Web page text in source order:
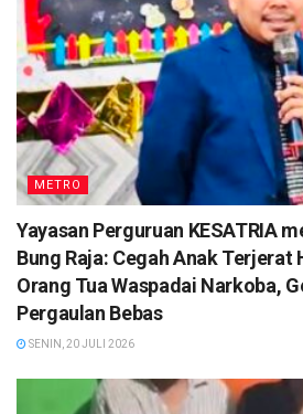
METRO
Yayasan Perguruan KESATRIA
Bung Raja: Cegah Anak Terjerat
Orang Tua Waspadai Narkoba,
Pergaulan Bebas
SENIN, 20 JULI 2026